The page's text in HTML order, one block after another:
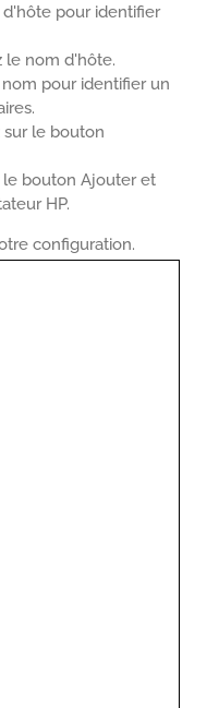
pour identifier
le nom d'hôte.
pour identifier un
sur le bouton
le bouton Ajouter et
HP.
configuration.